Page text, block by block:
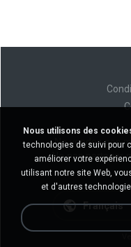
Ne vendez pas
Ne pas partager
Français
Nous utilisons des
technologies de suivi pour
améliorer votre
utilisant notre site Web,
et d'autres